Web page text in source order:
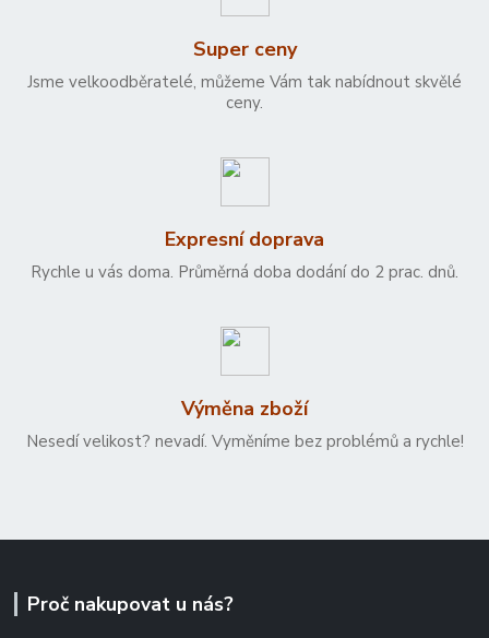
Super ceny
Jsme velkoodběratelé, můžeme Vám tak nabídnout skvělé
ceny.
Expresní doprava
Rychle u vás doma. Průměrná doba dodání do 2 prac. dnů.
Výměna zboží
Nesedí velikost? nevadí. Vyměníme bez problémů a rychle!
Proč nakupovat u nás?